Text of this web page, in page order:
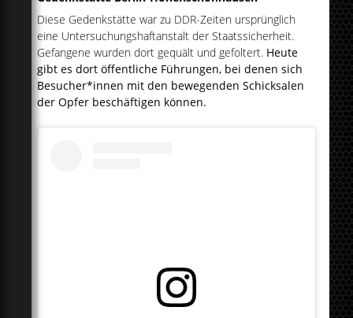
Diese Gedenkstätte war zu DDR-Zeiten ursprünglich
eine Untersuchungshaftanstalt der Staatssicherheit.
Gefangene wurden dort gequält und gefoltert. Heute
gibt es dort öffentliche Führungen, bei denen sich
Besucher*innen mit den bewegenden Schicksalen
der Opfer beschäftigen können.